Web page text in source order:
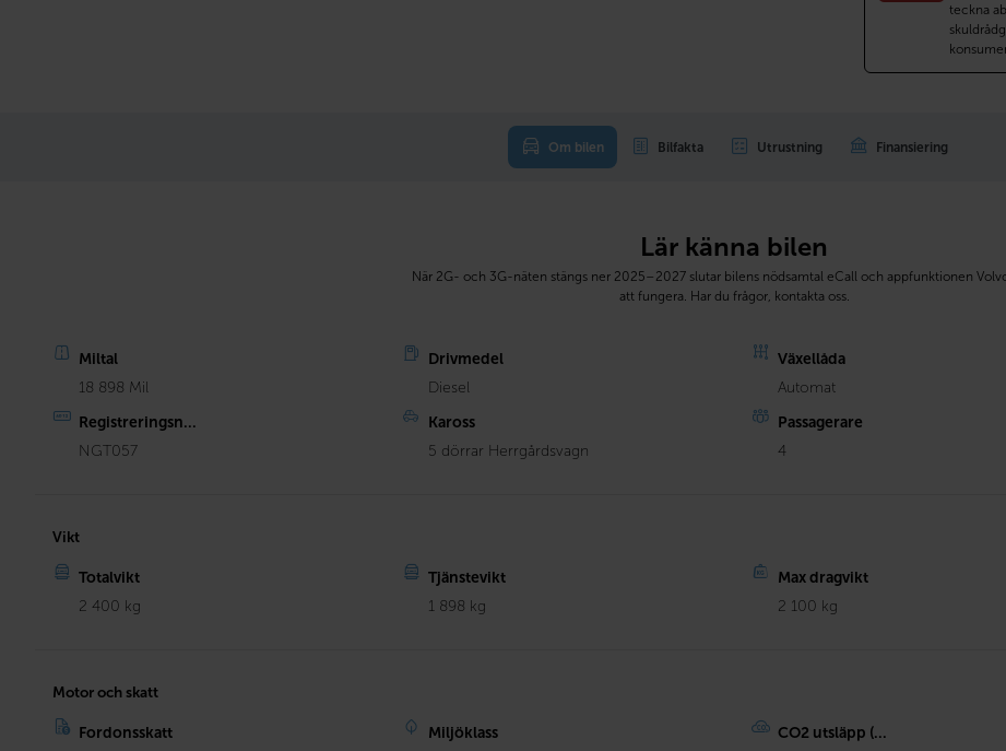
teckna
Om bilen Bilfakta Utrustning Finansiering
Lär känna bilen
När 2G- och 3G-näten stängs ner 2025–2027 slutar bilens nödsamtal eCall och appfunktionen
att fungera. Har du frågor, kontakta oss.
Miltal
18 898 Mil
Drivmedel
Diesel
Växellåda
Automat
Registreringsn...
NGT057
Kaross
5 dörrar Herrgårdsvagn
Passagerare
4
Vikt
Totalvikt
2 400 kg
Tjänstevikt
1 898 kg
Max dragvikt
2 100 kg
Motor och skatt
Fordonsskatt
Miljöklass
CO2 utsläpp (...